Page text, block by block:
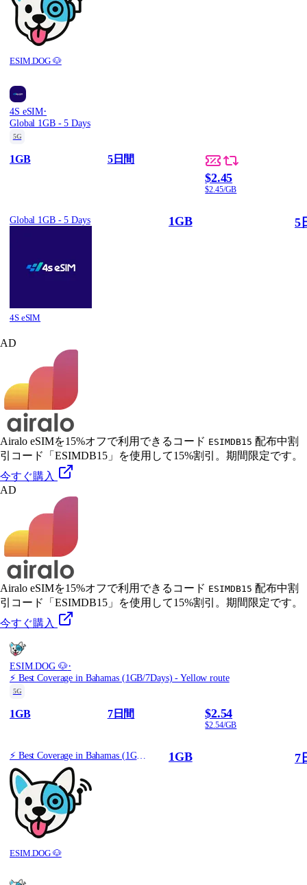
ESIM.DOG 🐶
4S eSIM·
Global 1GB - 5 Days
5G
1GB 5日間
$2.45
$2.45/GB
Global 1GB - 5 Days
4S eSIM
1GB 5
AD
Airalo eSIMを15%オフで利用できるコード ESIMDB15 配布中割
引コード「ESIMDB15」を使用して15%割引。期間限定です。
今すぐ購入
AD
Airalo eSIMを15%オフで利用できるコード ESIMDB15 配布中割
引コード「ESIMDB15」を使用して15%割引。期間限定です。
今すぐ購入
ESIM.DOG 🐶·
⚡️ Best Coverage in Bahamas (1GB/7Days) - Yellow route
5G
1GB 7日間 $2.54
$2.54/GB
⚡️ Best Coverage in Bahamas (1GB/7Days) - Yellow route
ESIM.DOG 🐶
1GB 7